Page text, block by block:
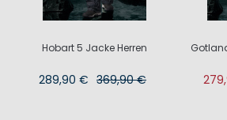
Hobart 5 Jacke Herren
289,90 € 369,90 €